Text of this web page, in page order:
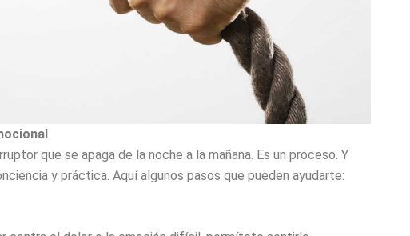
que se apaga de la noche a la mañana. Es un proceso. Y
y práctica. Aquí algunos pasos que pueden ayudarte: